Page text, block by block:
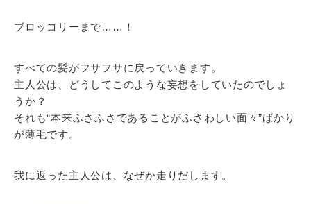
ブロッコリーまで……！
すべての髪がフサフサに戻っていきます。
主人公は、どうしてこのような妄想をしていたのでしょ
うか？
それも“本来ふさふさであることがふさわしい面々”ばかり
が薄毛です。
我に返った主人公は、なぜか走りだします。